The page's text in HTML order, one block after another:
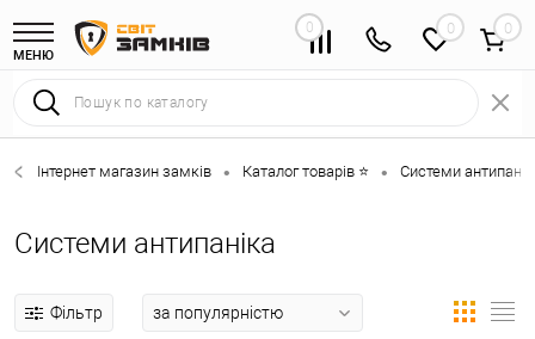
МЕНЮ
0 0
Інтернет магазин замків • Каталог товарів ⭐ • Системи
Системи антипаніка
Фільтр